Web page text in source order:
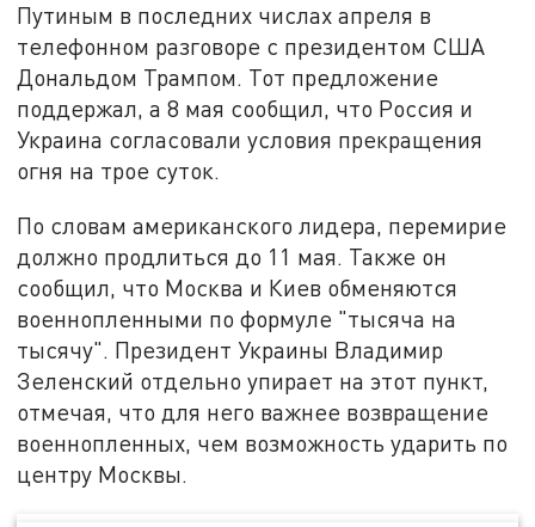
Путиным в последних числах апреля в
телефонном разговоре с президентом США
Дональдом Трампом. Тот предложение
поддержал, а 8 мая сообщил, что Россия и
Украина согласовали условия прекращения
огня на трое суток.
По словам американского лидера, перемирие
должно продлиться до 11 мая. Также он
сообщил, что Москва и Киев обменяются
военнопленными по формуле "тысяча на
тысячу". Президент Украины Владимир
Зеленский отдельно упирает на этот пункт,
отмечая, что для него важнее возвращение
военнопленных, чем возможность ударить по
центру Москвы.